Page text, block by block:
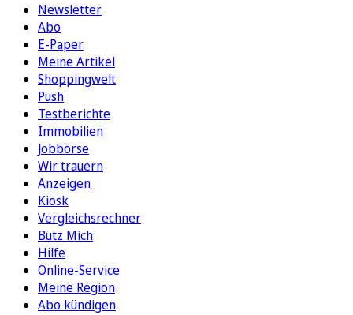
Newsletter
Abo
E-Paper
Meine Artikel
Shoppingwelt
Push
Testberichte
Immobilien
Jobbörse
Wir trauern
Anzeigen
Kiosk
Vergleichsrechner
Bütz Mich
Hilfe
Online-Service
Meine Region
Abo kündigen